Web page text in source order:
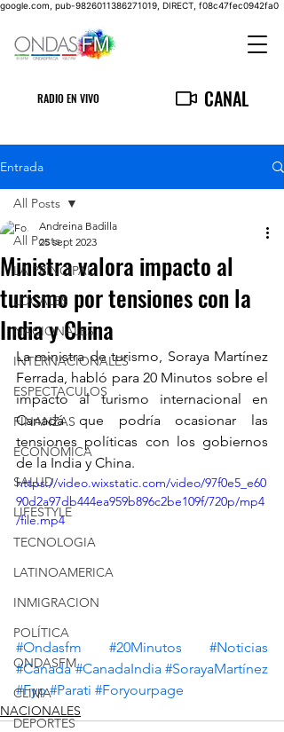
google.com, pub-9826011386271019, DIRECT, f08c47fec0942fa0
RADIO EN VIVO CANAL
Entrada
All Posts
LA PRINCIPAL
LOCALES
NACIONALES
INTERNACIONALES
ESPECTACULOS
FINANZAS
ECONÓMICA
SALUD
LIFESTYLE
TECNOLOGIA
LATINOAMERICA
INMIGRACION
POLÍTICA
ONDASFM
CLIMA
DEPORTES
All Posts
Ministra valora impacto al
turismo por tensiones con la
India y China
Andreina Badilla
25 sept 2023
La ministra de turismo, Soraya Martínez
Ferrada, habló para 20 Minutos sobre el
impacto al turismo internacional en
Canadá que podría ocasionar las
tensiones políticas con los gobiernos
de la India y China.
https://video.wixstatic.com/video/97f0e5_e60
90d2a97db444ea959b896c2be109f/720p/mp4
/file.mp4
#Ondasfm #20Minutos
#Noticias
#Canada #CanadaIndia #SorayaMartínez
#Fyp #Parati #Foryourpage
NACIONALES